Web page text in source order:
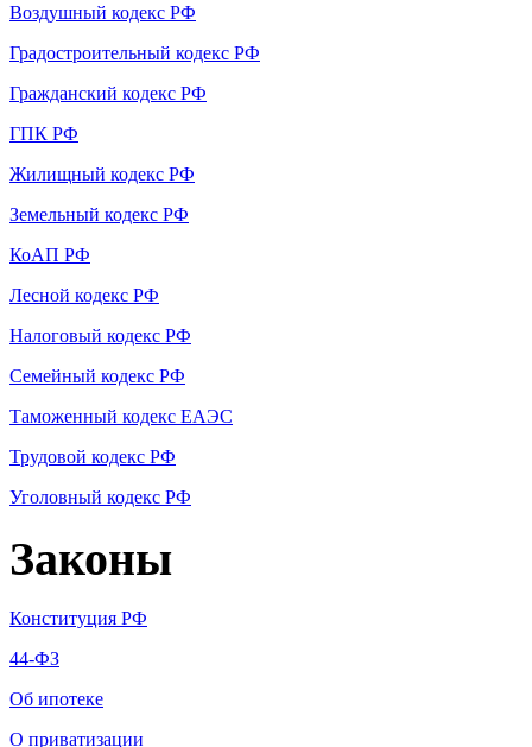
Воздушный кодекс РФ
Градостроительный кодекс РФ
Гражданский кодекс РФ
ГПК РФ
Жилищный кодекс РФ
Земельный кодекс РФ
КоАП РФ
Лесной кодекс РФ
Налоговый кодекс РФ
Семейный кодекс РФ
Таможенный кодекс ЕАЭС
Трудовой кодекс РФ
Уголовный кодекс РФ
Законы
Конституция РФ
44-ФЗ
Об ипотеке
О приватизации